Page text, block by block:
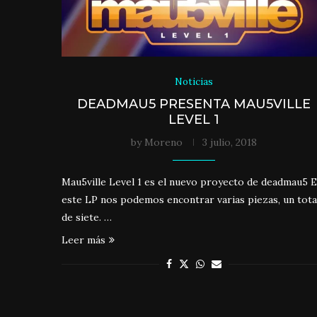
Noticias
DEADMAU5 PRESENTA MAU5VILLE
LEVEL 1
by Moreno 3 julio, 2018
Mau5ville Level 1 es el nuevo proyecto de deadmau5
este LP nos podemos encontrar varias piezas, un
de siete. …
Leer más